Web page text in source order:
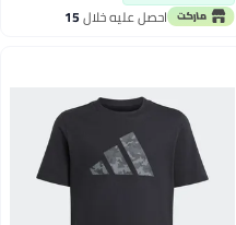
احصل عليه خلال15